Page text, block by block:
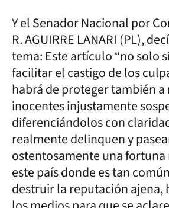
Y el Senador Nacional por
R. AGUIRRE LANARI (PL),
tema: Este artículo “no solo
facilitar el castigo de los
habrá de proteger también
inocentes injustamente
diferenciándolos con
realmente delinquen y
ostentosamente una fortuna
este país donde es tan
destruir la reputación ajena,